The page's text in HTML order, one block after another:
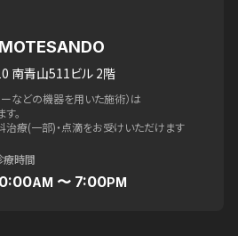
南青山511ビル 2階
などの機器を用いた施術）は
。
療(一部)・点滴をお受けいただけます
療時間
AM 〜 7:00PM